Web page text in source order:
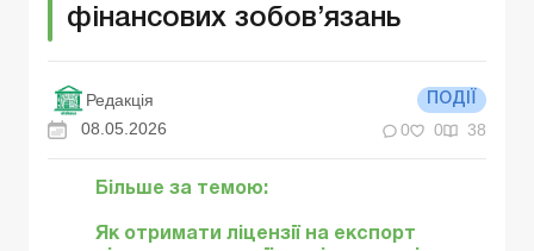
фінансових зобов’язань
Редакція ПОДІЇ
08.05.2026 0 0 38
Більше за темою:
Як отримати ліцензії на експорт